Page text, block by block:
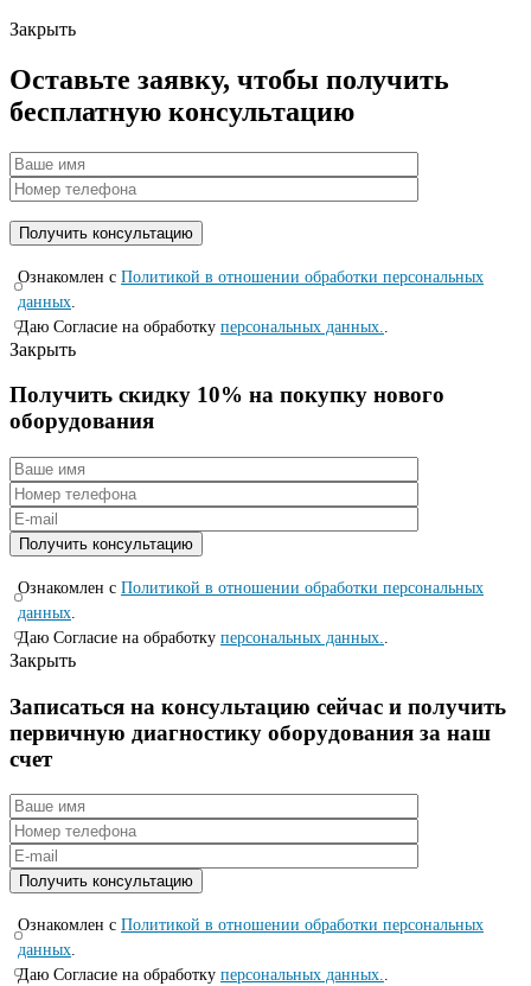
Закрыть
Оставьте заявку, чтобы получить
бесплатную консультацию
Ознакомлен с Политикой в отношении обработки персональных
данных
Даю Согласие на обработку персональных данных.
Закрыть
Получить скидку 10% на покупку нового
оборудования
Ознакомлен с Политикой в отношении обработки персональных
данных
Даю Согласие на обработку персональных данных.
Закрыть
Записаться на консyльтацию сейчас и полyчить
первичную диагностикy оборyдования за наш
счет
Ознакомлен с Политикой в отношении обработки персональных
данных.
Даю Согласие на обработку персональных данных..